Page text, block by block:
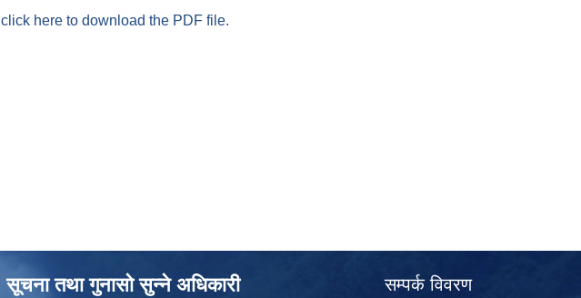
click here to download the PDF file.
सूचना तथा गुनासो सुन्ने अधिकारी
सम्पर्क विवरण